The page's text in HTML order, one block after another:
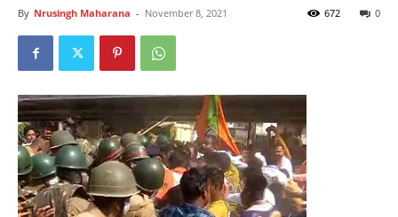
By Nrusingh Maharana - November 8, 2021 0
672